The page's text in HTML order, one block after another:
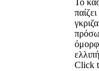
To
Click